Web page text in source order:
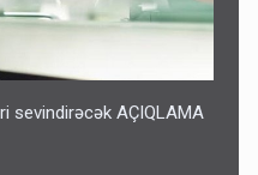
sevindirəcək AÇIQLAMA